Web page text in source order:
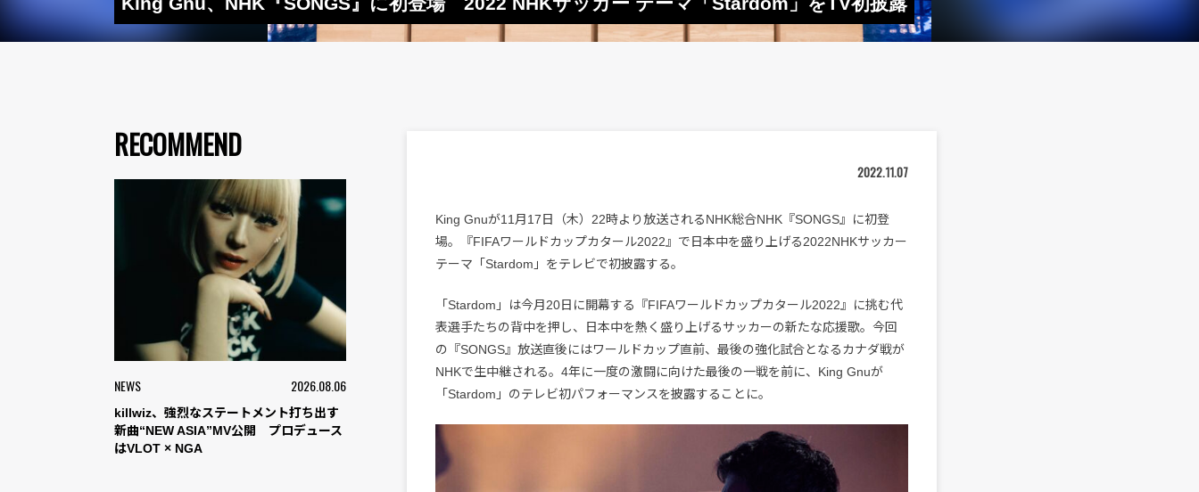
RECOMMEND
NEWS 2026.08.06
killwiz、強烈なステートメント打ち出す
新曲“NEW ASIA”MV公開 プロデュース
はVLOT × NGA
2022.11.07
King Gnuが11月17日（木）22時より放送されるNHK総合NHK『SONGS』に初登
場。『FIFAワールドカップカタール2022』で日本中を盛り上げる2022NHKサッカー
テーマ「Stardom」をテレビで初披露する。
「Stardom」は今月20日に開幕する『FIFAワールドカップカタール2022』に挑む代
表選手たちの背中を押し、日本中を熱く盛り上げるサッカーの新たな応援歌。今回
の『SONGS』放送直後にはワールドカップ直前、最後の強化試合となるカナダ戦が
NHKで生中継される。4年に一度の激闘に向けた最後の一戦を前に、King Gnuが
「Stardom」のテレビ初パフォーマンスを披露することに。